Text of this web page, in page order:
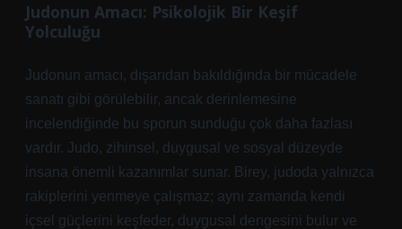
Judonun Amacı: Psikolojik Bir Keşif
Yolculuğu
Judonun amacı, dışarıdan bakıldığında bir mücadele
sanatı gibi görülebilir, ancak derinlemesine
incelendiğinde bu sporun sunduğu çok daha fazlası
vardır. Judo, zihinsel, duygusal ve sosyal düzeyde
insana önemli kazanımlar sunar. Birey, judoda yalnızca
rakiplerini yenmeye çalışmaz; aynı zamanda kendi
içsel güçlerini keşfeder, duygusal dengesini bulur ve